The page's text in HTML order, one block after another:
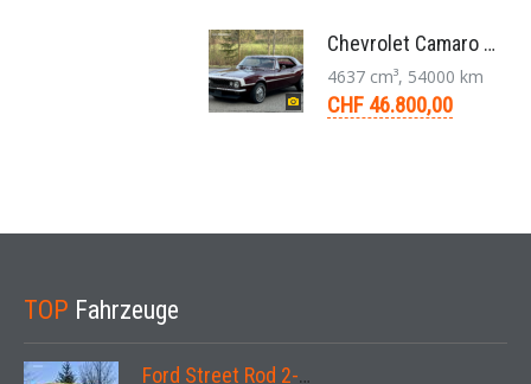
Chevrolet Camaro Coupé 1. Generation V8 Aut. 1967
4637 cm³, 54000 km
CHF 46.800,00
TOP Fahrzeuge
Ford Street Rod 2-Door V8 Aut. 1937